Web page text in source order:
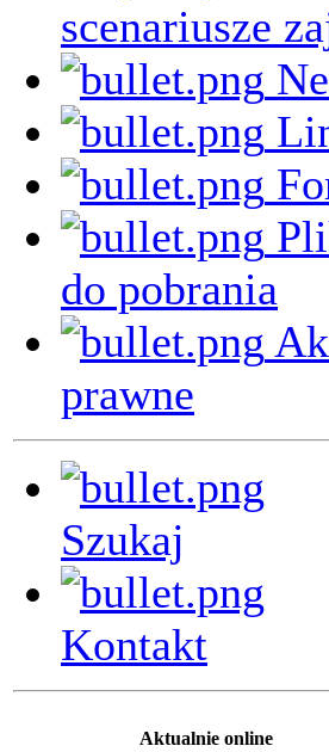
scenariusze
do pobrania
prawne
Szukaj
Kontakt
Aktualnie online